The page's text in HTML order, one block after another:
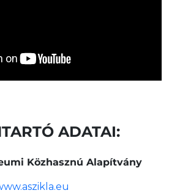
ADATAI:
Közhasznú Alapítvány